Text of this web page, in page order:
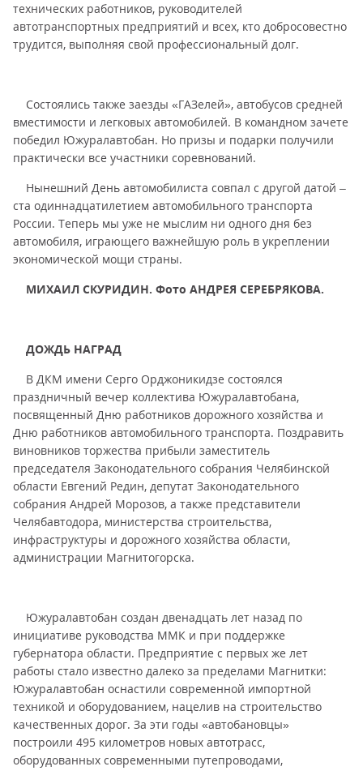
технических работников, руководителей
автотранспортных предприятий и всех, кто добросовестно
трудится, выполняя свой профессиональный долг.
Состоялись также заезды «ГАЗелей», автобусов средней
вместимости и легковых автомобилей. В командном зачете
победил Южуралавтобан. Но призы и подарки получили
практически все участники соревнований.
Нынешний День автомобилиста совпал с другой датой –
ста одиннадцатилетием автомобильного транспорта
России. Теперь мы уже не мыслим ни одного дня без
автомобиля, играющего важнейшую роль в укреплении
экономической мощи страны.
МИХАИЛ СКУРИДИН. Фото АНДРЕЯ СЕРЕБРЯКОВА.
ДОЖДЬ НАГРАД
В ДКМ имени Серго Орджоникидзе состоялся
праздничный вечер коллектива Южуралавтобана,
посвященный Дню работников дорожного хозяйства и
Дню работников автомобильного транспорта. Поздравить
виновников торжества прибыли заместитель
председателя Законодательного собрания Челябинской
области Евгений Редин, депутат Законодательного
собрания Андрей Морозов, а также представители
Челябавтодора, министерства строительства,
инфраструктуры и дорожного хозяйства области,
администрации Магнитогорска.
Южуралавтобан создан двенадцать лет назад по
инициативе руководства ММК и при поддержке
губернатора области. Предприятие с первых же лет
работы стало известно далеко за пределами Магнитки:
Южуралавтобан оснастили современной импортной
техникой и оборудованием, нацелив на строительство
качественных дорог. За эти годы «автобановцы»
построили 495 километров новых автотрасс,
оборудованных современными путепроводами,